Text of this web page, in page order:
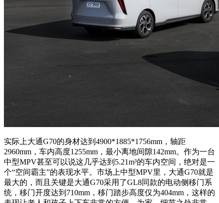
实际上大通G70的身材达到4900*1885*1756mm，轴距
2960mm，车内高度1255mm，最小离地间隙142mm。作为一台
中型MPV甚至可以说这几乎达到5.21m³的车内空间，绝对是一
个“空间霸主”的表现水平。市场上中型MPV里，大通G70就是
最大的，而且关键是大通G70采用了GL8同款的电动侧移门系
统，移门开度达到710mm，移门踏步高度仅为404mm，这样的